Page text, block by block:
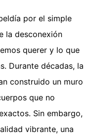
por el simple
la desconexión
querer y lo que
Durante décadas, la
construido un muro
que no
Sin embargo,
vibrante, una